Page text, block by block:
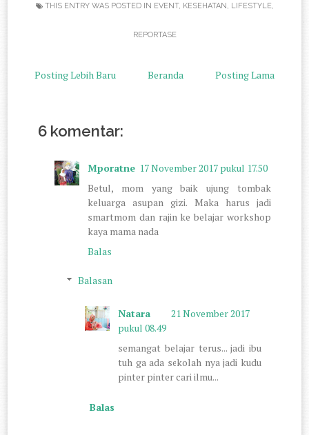
THIS ENTRY WAS POSTED IN EVENT, KESEHATAN, LIFESTYLE,
REPORTASE
Posting Lebih Baru Posting Lama
Beranda
6 komentar:
Mporatne 17 November 2017 pukul 17.50
Betul, mom yang baik ujung tombak
keluarga asupan gizi. Maka harus jadi
smartmom dan rajin ke belajar workshop
kaya mama nada
Balas
Balasan
Natara
21 November 2017
pukul 08.49
semangat belajar terus... jadi ibu
tuh ga ada sekolah nya jadi kudu
pinter pinter cari ilmu...
Balas